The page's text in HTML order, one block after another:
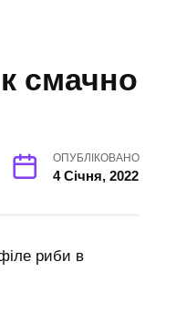
смачно
ОПУБЛІКОВАНО
4 Січня, 2022
риби в